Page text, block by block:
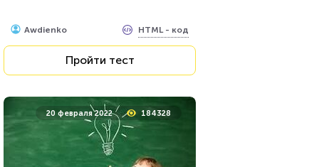
Awdienko HTML - код
Пройти тест
20 февраля 2022 184328